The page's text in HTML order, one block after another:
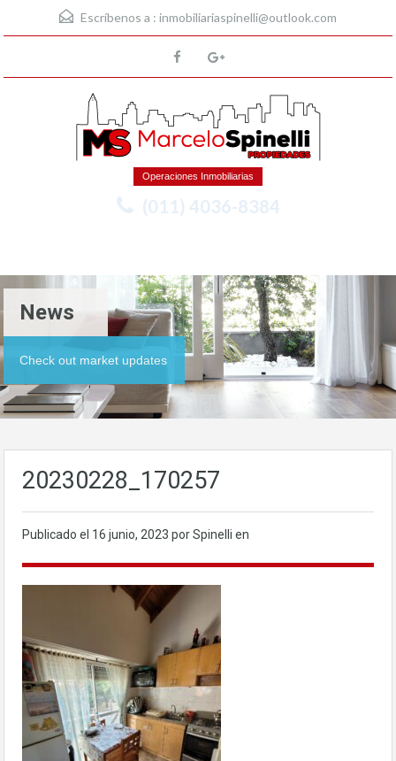
Escríbenos a : inmobiliariaspinelli@outlook.com
Operaciones Inmobiliarias
(011) 4036-8384
News
Check out market updates
20230228_170257
Publicado el 16 junio, 2023 por Spinelli en